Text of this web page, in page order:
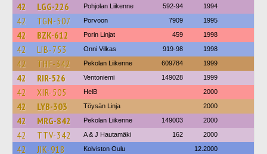
42 LGG-226 Pohjolan Liikenne 592-94 1994
42 TGN-507 Porvoon 7909 1995
42 BZK-612 Porin Linjat 459 1998
42 LIB-753 Onni Vilkas 919-98 1998
42 THF-342 Pekolan Liikenne 609784 1999
42 RIR-526 Ventoniemi 149028 1999
42 XIR-505 HelB 2000
42 LYB-303 Töysän Linja 2000
42 MRG-842 Pekolan Liikenne 149003 2000
42 TTV-342 A & J Hautamäki 162 2000
42 JIK-918 Koiviston Oulu 12.2000